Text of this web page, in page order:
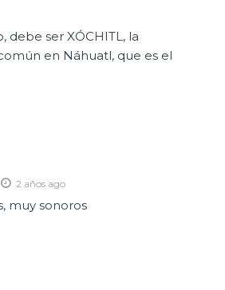
debe ser XÓCHITL, la
en Náhuatl, que es el
2 años ago
muy sonoros